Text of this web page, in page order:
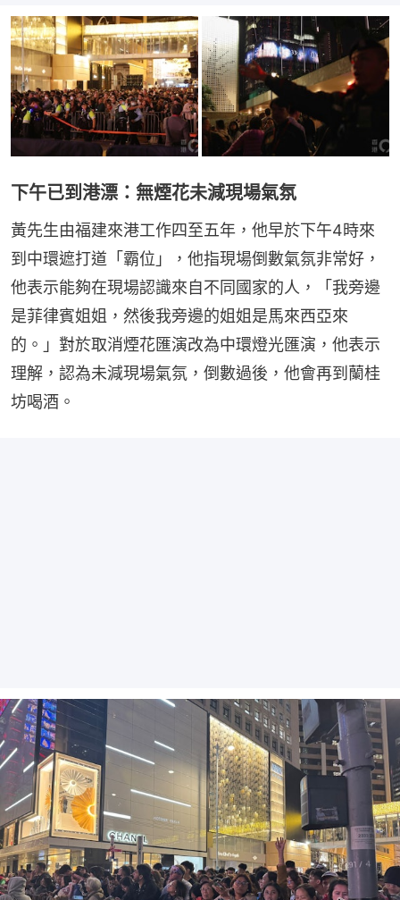
下午已到港漂：無煙花未減現場氣氛
黃先生由福建來港工作四至五年，他早於下午4時來
到中環遮打道「霸位」，他指現場倒數氣氛非常好，
他表示能夠在現場認識來自不同國家的人，「我旁邊
是菲律賓姐姐，然後我旁邊的姐姐是馬來西亞來
的。」對於取消煙花匯演改為中環燈光匯演，他表示
理解，認為未減現場氣氛，倒數過後，他會再到蘭桂
坊喝酒。